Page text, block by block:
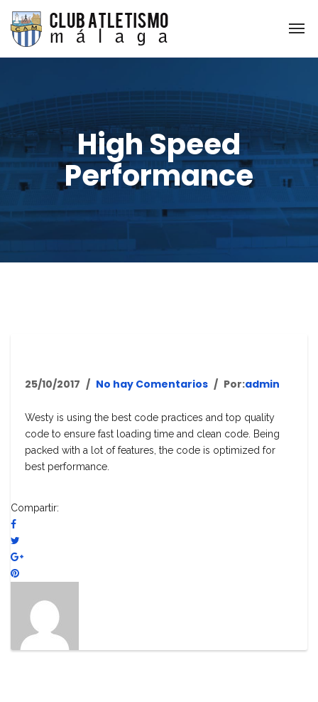
High Speed
Performance
25/10/2017 No hay Comentarios Por:admin
Westy is using the best code practices and top quality
code to ensure fast loading time and clean code. Being
packed with a lot of features, the code is optimized for
best performance.
Compartir: